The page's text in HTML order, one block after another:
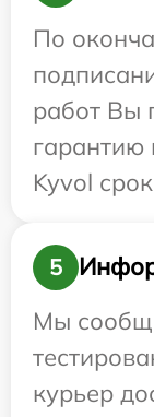
По
работ Вы
гарантию
Kyvol
5
Мы
курьер